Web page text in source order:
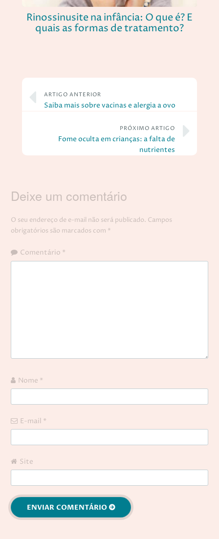
Rinossinusite na infância: O que é? E
quais as formas de tratamento?
ARTIGO ANTERIOR
Saiba mais sobre vacinas e alergia a ovo
PRÓXIMO ARTIGO
Fome oculta em crianças: a falta de
nutrientes
Deixe um comentário
O seu endereço de e-mail não será publicado. Campos
obrigatórios são marcados com *
Comentário *
Nome *
E-mail *
Site